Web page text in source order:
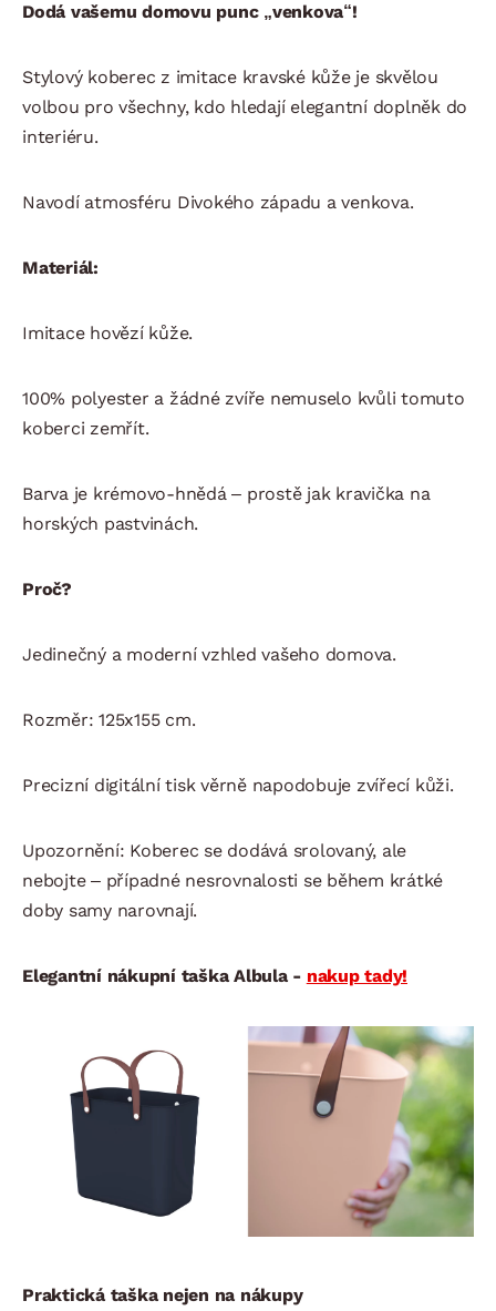
Dodá vašemu domovu punc „venkova“!
Stylový koberec z imitace kravské kůže je skvělou
volbou pro všechny, kdo hledají elegantní doplněk do
interiéru.
Navodí atmosféru Divokého západu a venkova.
Materiál:
Imitace hovězí kůže.
100% polyester a žádné zvíře nemuselo kvůli tomuto
koberci zemřít.
Barva je krémovo-hnědá – prostě jak kravička na
horských pastvinách.
Proč?
Jedinečný a moderní vzhled vašeho domova.
Rozměr: 125x155 cm.
Precizní digitální tisk věrně napodobuje zvířecí kůži.
Upozornění: Koberec se dodává srolovaný, ale
nebojte – případné nesrovnalosti se během krátké
doby samy narovnají.
Elegantní nákupní taška Albula - nakup tady!
Praktická taška nejen na nákupy